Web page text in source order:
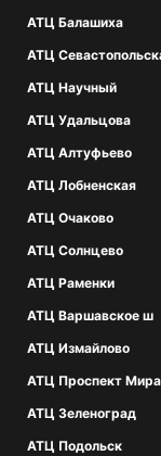
АТЦ Балашиха
АТЦ
АТЦ Научный
АТЦ Удальцова
АТЦ Алтуфьево
АТЦ Лобненская
АТЦ Очаково
АТЦ Солнцево
АТЦ Раменки
АТЦ Варшавское ш
АТЦ Измайлово
АТЦ Проспект Мира
АТЦ Зеленоград
АТЦ Подольск